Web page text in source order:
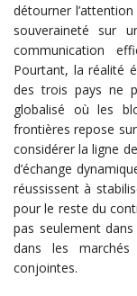
détourner
souveraineté sur
communication
Pourtant, la réalité
des trois pays ne
globalisé où les
frontières repose
considérer la ligne
d’échange
réussissent à
pour le reste du
pas seulement
dans les
conjointes.